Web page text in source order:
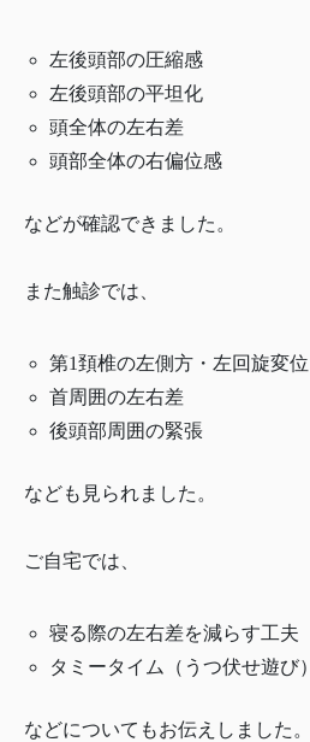
左後頭部の圧縮感
左後頭部の平坦化
頭全体の左右差
頭部全体の右偏位感
などが確認できました。
また触診では、
第1頚椎の左側方・左回旋変位
首周囲の左右差
後頭部周囲の緊張
なども見られました。
ご自宅では、
寝る際の左右差を減らす工夫
タミータイム（うつ伏せ遊び）
などについてもお伝えしました。